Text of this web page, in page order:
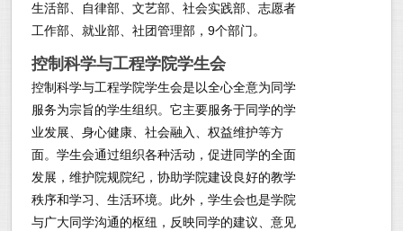
生活部、自律部、文艺部、社会实践部、志愿者
工作部、就业部、社团管理部，9个部门。
控制科学与工程学院学生会
控制科学与工程学院学生会是以全心全意为同学
服务为宗旨的学生组织。它主要服务于同学的学
业发展、身心健康、社会融入、权益维护等方
面。学生会通过组织各种活动，促进同学的全面
发展，维护院规院纪，协助学院建设良好的教学
秩序和学习、生活环境。此外，学生会也是学院
与广大同学沟通的枢纽，反映同学的建议、意见